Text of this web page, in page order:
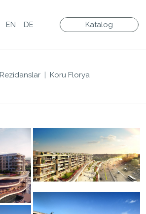
EN DE Katalog
Rezidanslar Koru Florya